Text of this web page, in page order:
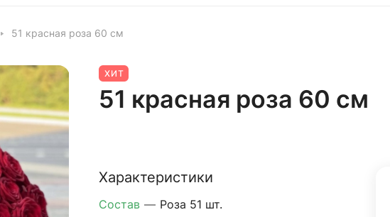
51 красная роза 60 см
ХИТ
51 красная роза 60 см
Характеристики
Состав — Роза 51 шт.